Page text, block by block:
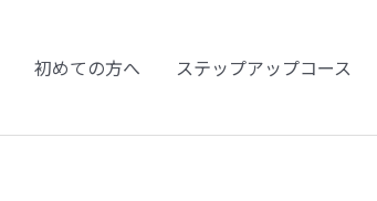
初めての方へ ステップアップコース